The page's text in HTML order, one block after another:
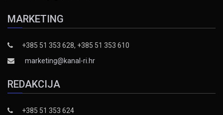
MARKETING
+385 51 353 628, +385 51 353 610
marketing@kanal-ri.hr
REDAKCIJA
+385 51 353 624